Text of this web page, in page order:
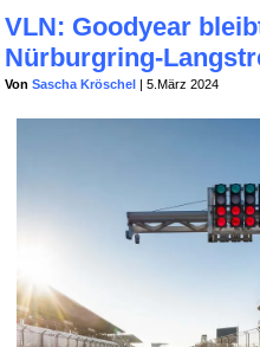
VLN: Goodyear
Nürburgring-
Von Sascha Kröschel | 5.März 2024